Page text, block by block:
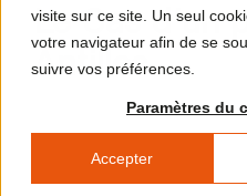
visite sur ce site. Un seul
votre navigateur afin de se
suivre vos préférences.
Paramètres du
Accepter
Le Cas d’un
Antilles